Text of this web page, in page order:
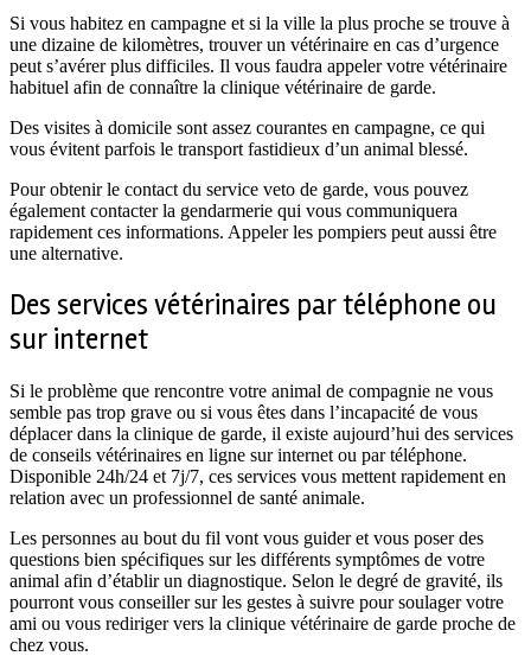
Si vous habitez en campagne et si la ville la plus proche se trouve à
une dizaine de kilomètres, trouver un vétérinaire en cas d’urgence
peut s’avérer plus difficiles. Il vous faudra appeler votre vétérinaire
habituel afin de connaître la clinique vétérinaire de garde.
Des visites à domicile sont assez courantes en campagne, ce qui
vous évitent parfois le transport fastidieux d’un animal blessé.
Pour obtenir le contact du service veto de garde, vous pouvez
également contacter la gendarmerie qui vous communiquera
rapidement ces informations. Appeler les pompiers peut aussi être
une alternative.
Des services vétérinaires par téléphone ou
sur internet
Si le problème que rencontre votre animal de compagnie ne vous
semble pas trop grave ou si vous êtes dans l’incapacité de vous
déplacer dans la clinique de garde, il existe aujourd’hui des services
de conseils vétérinaires en ligne sur internet ou par téléphone.
Disponible 24h/24 et 7j/7, ces services vous mettent rapidement en
relation avec un professionnel de santé animale.
Les personnes au bout du fil vont vous guider et vous poser des
questions bien spécifiques sur les différents symptômes de votre
animal afin d’établir un diagnostique. Selon le degré de gravité, ils
pourront vous conseiller sur les gestes à suivre pour soulager votre
ami ou vous rediriger vers la clinique vétérinaire de garde proche de
chez vous.